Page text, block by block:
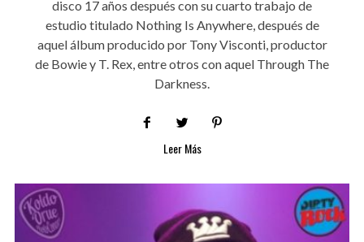
disco 17 años después con su cuarto trabajo de
estudio titulado Nothing Is Anywhere, después de
aquel álbum producido por Tony Visconti, productor
de Bowie y T. Rex, entre otros con aquel Through The
Darkness.
Leer Más